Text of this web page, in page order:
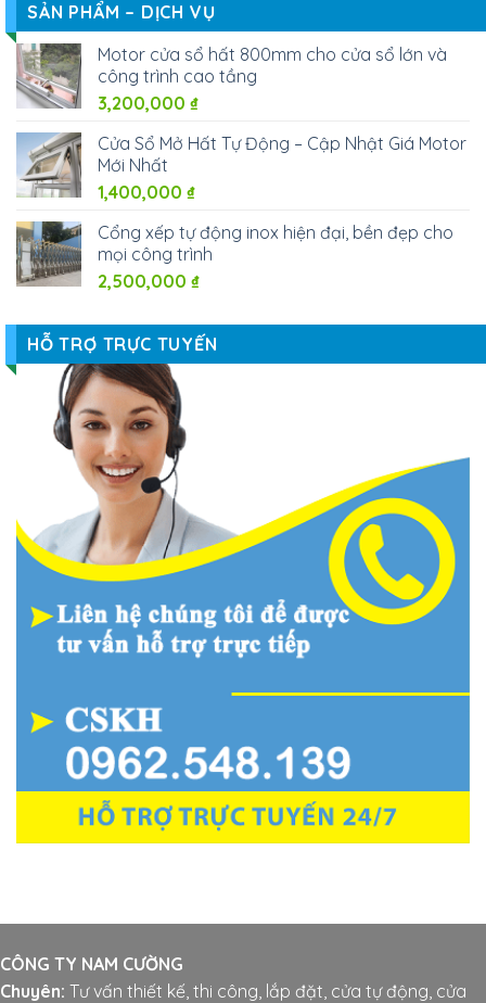
SẢN PHẨM – DỊCH VỤ
Motor cửa sổ hất 800mm cho cửa sổ lớn và
công trình cao tầng
3,200,000 ₫
Cửa Sổ Mở Hất Tự Động – Cập Nhật Giá Motor
Mới Nhất
1,400,000 ₫
Cổng xếp tự động inox hiện đại, bền đẹp cho
mọi công trình
2,500,000 ₫
HỖ TRỢ TRỰC TUYẾN
CÔNG TY NAM CƯỜNG
Chuyên: Tư vấn thiết kế, thi công, lắp đặt, cửa tự động, cửa